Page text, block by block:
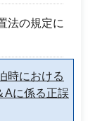
法の規定に
時における
Aに係る正誤